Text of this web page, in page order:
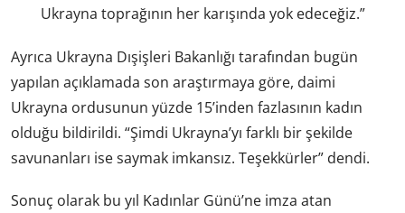
Ukrayna toprağının her karışında yok edeceğiz.”
Ayrıca Ukrayna Dışişleri Bakanlığı tarafından bugün
yapılan açıklamada son araştırmaya göre, daimi
Ukrayna ordusunun yüzde 15’inden fazlasının kadın
olduğu bildirildi. “Şimdi Ukrayna’yı farklı bir şekilde
savunanları ise saymak imkansız. Teşekkürler” dendi.
Sonuç olarak bu yıl Kadınlar Günü’ne imza atan